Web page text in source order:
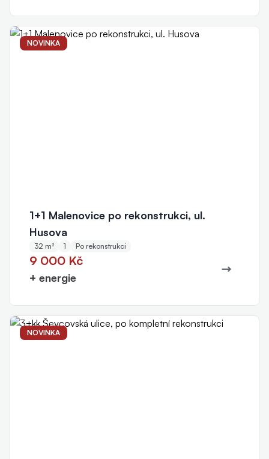
NOVINKA
1+1 Malenovice po rekonstrukci, ul.
Husova
32 m² 1 Po rekonstrukci
9 000 Kč
+ energie
NOVINKA